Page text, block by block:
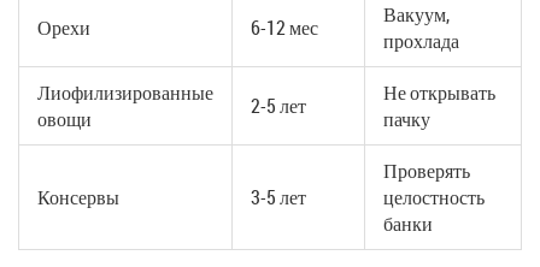
Орехи 6-12 мес
Вакуум,
прохлада
Лиофилизированные
овощи
2-5 лет
Не открывать
пачку
Консервы 3-5 лет
Проверять
целостность
банки